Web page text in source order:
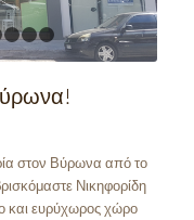
4 5 6 7 8 9 10 1112
στον Βύρωνα από το
Νικηφορίδη
και ευρύχωρος χώρο